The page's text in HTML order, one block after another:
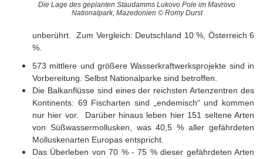
Die Lage des geplanten Staudamms Lukovo Pole im Mavrovo
Nationalpark, Mazedonien © Romy Durst
unberührt. Zum Vergleich: Deutschland 10 %, Österreich 6
%.
573 mittlere und größere Wasserkraftwerksprojekte sind in
Vorbereitung. Selbst Nationalparke sind betroffen.
Die Balkanflüsse sind eines der reichsten Artenzentren des
Kontinents: 69 Fischarten sind „endemisch“ und kommen
nur hier vor. Darüber hinaus leben hier 151 seltene Arten
von Süßwassermollusken, was 40,5 % aller gefährdeten
Molluskenarten Europas entspricht.
Das Überleben von 70 % - 75 % dieser gefährdeten Arten